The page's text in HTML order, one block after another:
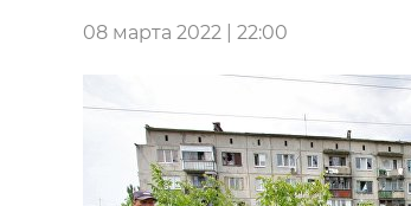
08 марта 2022 | 22:00